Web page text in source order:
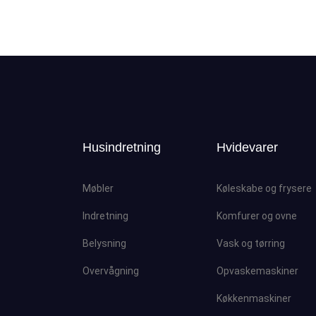
Husindretning
Møbler
Indretning
Belysning
Overvågning
Hvidevarer
Køleskabe og frysere
Komfurer og ovne
Vask og tørring
Opvaskemaskiner
Køkkenmaskiner